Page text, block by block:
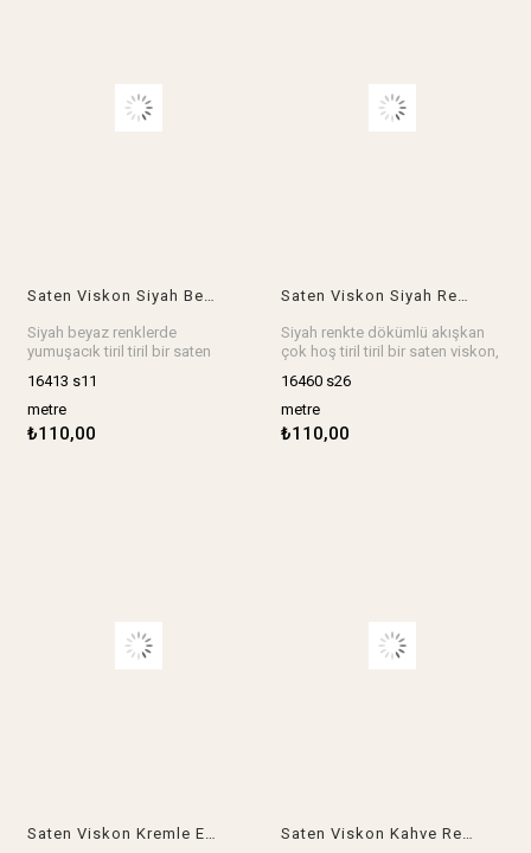
Saten Viskon Siyah Beyaz RenklerdeEn: 140 cm
Siyah beyaz renklerde
yumuşacık tiril tiril bir saten
hissiyatta, elbise, etek, bluz,
gömlek, gecelik, sabahlık, abiye
her şey muhteşem olur.
En: 140 cm
16413 s11
metre
₺110,00
Saten Viskon Siyah RenkteEn: 150 cm
Siyah renkte dökümlü akışkan
çok hoş tiril tiril bir saten viskon,
gecelik, sabahlık, abiye her şey
harika olur.
En: 150 cm
Stok birimi metredir.
16460 s26
metre
₺110,00
Saten Viskon Kremle Ekru Renk ArasıEn: 145 cm Saten Viskon Kahve RenkteEn: 140 cm